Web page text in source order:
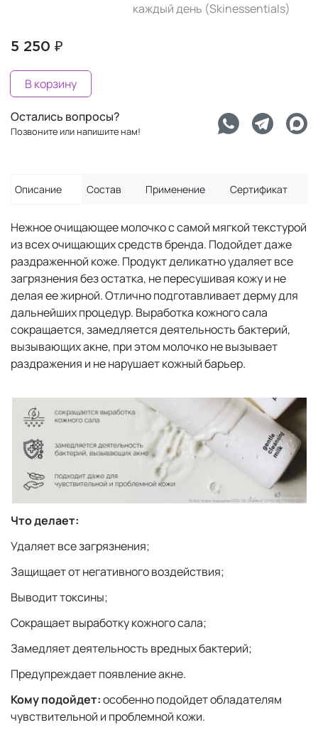
каждый день (Skinessentials)
5 250 ₽
В корзину
Остались вопросы?
Позвоните или напишите нам!
Описание Состав Применение Сертификат
Нежное очищающее молочко с самой мягкой текстурой
из всех очищающих средств бренда. Подойдет даже
раздраженной коже. Продукт деликатно удаляет все
загрязнения без остатка, не пересушивая кожу и не
делая ее жирной. Отлично подготавливает дерму для
дальнейших процедур. Выработка кожного сала
сокращается, замедляется деятельность бактерий,
вызывающих акне, при этом молочко не вызывает
раздражения и не нарушает кожный барьер.
Что делает:
Удаляет все загрязнения;
Защищает от негативного воздействия;
Выводит токсины;
Сокращает выработку кожного сала;
Замедляет деятельность вредных бактерий;
Предупреждает появление акне.
Кому подойдет:особенно подойдет обладателям
чувствительной и проблемной кожи.